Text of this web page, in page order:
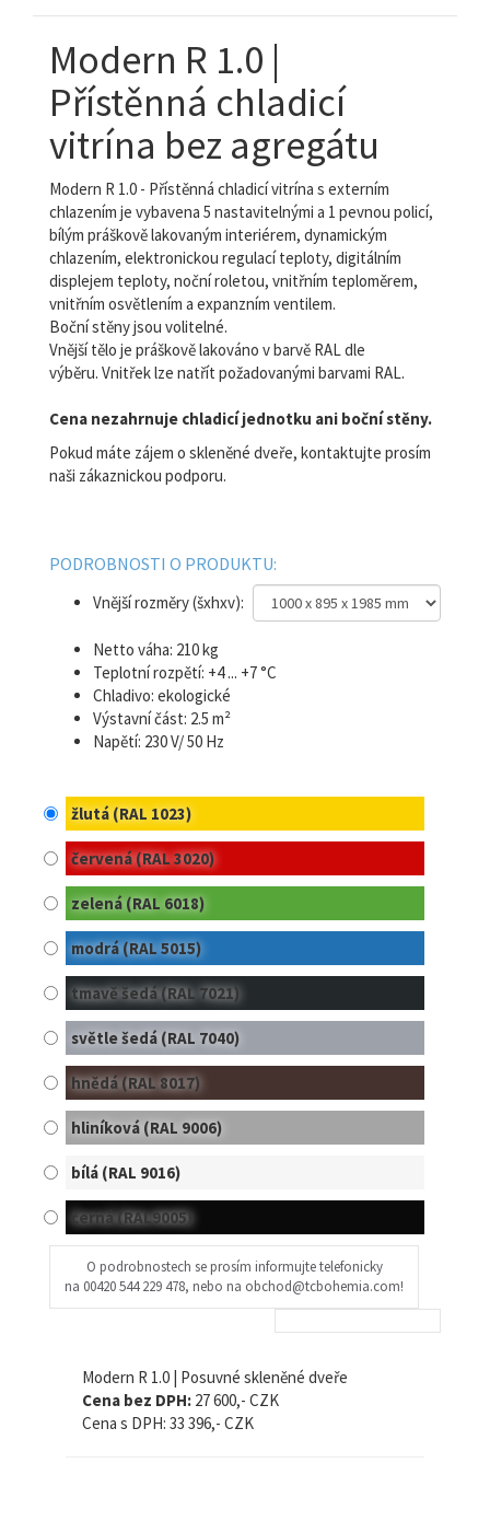
Modern R 1.0 |
Přístěnná chladicí
vitrína bez agregátu
Modern R 1.0 - Přístěnná chladicí vitrína s externím
chlazením je vybavena 5 nastavitelnými a 1 pevnou policí,
bílým práškově lakovaným interiérem, dynamickým
chlazením, elektronickou regulací teploty, digitálním
displejem teploty, noční roletou, vnitřním teploměrem,
vnitřním osvětlením a expanzním ventilem.
Boční stěny jsou volitelné.
Vnější tělo je práškově lakováno v barvě RAL dle
výběru. Vnitřek lze natřít požadovanými barvami RAL.
Cena nezahrnuje chladicí jednotku ani boční stěny.
Pokud máte zájem o skleněné dveře, kontaktujte prosím
naši zákaznickou podporu.
PODROBNOSTI O PRODUKTU:
Vnější rozměry (šxhxv):
Netto váha: 210 kg
Teplotní rozpětí: +4 ... +7 °C
Chladivo: ekologické
Výstavní část: 2.5 m²
Napětí: 230 V/ 50 Hz
žlutá (RAL 1023)
červená (RAL 3020)
zelená (RAL 6018)
modrá (RAL 5015)
tmavě šedá (RAL 7021)
světle šedá (RAL 7040)
hnědá (RAL 8017)
hliníková (RAL 9006)
bílá (RAL 9016)
černá (RAL9005)
O podrobnostech se prosím informujte telefonicky
na 00420 544 229 478, nebo na obchod@tcbohemia.com!
Modern R 1.0 | Posuvné skleněné dveře
Cena bez DPH: 27 600,- CZK
Cena s DPH: 33 396,- CZK